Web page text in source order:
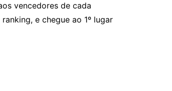
vencedores de cada
e chegue ao 1º lugar